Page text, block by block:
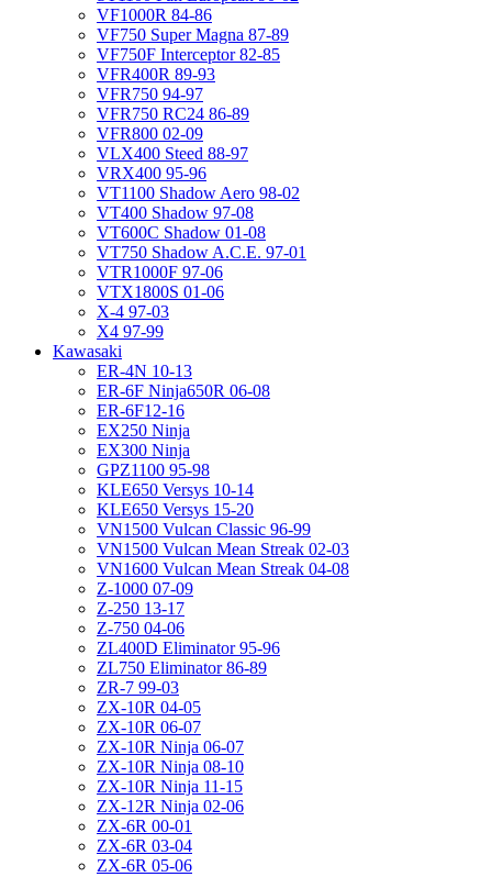
VF1000R 84-86
VF750 Super Magna 87-89
VF750F Interceptor 82-85
VFR400R 89-93
VFR750 94-97
VFR750 RC24 86-89
VFR800 02-09
VLX400 Steed 88-97
VRX400 95-96
VT1100 Shadow Aero 98-02
VT400 Shadow 97-08
VT600C Shadow 01-08
VT750 Shadow A.C.E. 97-01
VTR1000F 97-06
VTX1800S 01-06
X-4 97-03
X4 97-99
Kawasaki
ER-4N 10-13
ER-6F Ninja650R 06-08
ER-6F12-16
EX250 Ninja
EX300 Ninja
GPZ1100 95-98
KLE650 Versys 10-14
KLE650 Versys 15-20
VN1500 Vulcan Classic 96-99
VN1500 Vulcan Mean Streak 02-03
VN1600 Vulcan Mean Streak 04-08
Z-1000 07-09
Z-250 13-17
Z-750 04-06
ZL400D Eliminator 95-96
ZL750 Eliminator 86-89
ZR-7 99-03
ZX-10R 04-05
ZX-10R 06-07
ZX-10R Ninja 06-07
ZX-10R Ninja 08-10
ZX-10R Ninja 11-15
ZX-12R Ninja 02-06
ZX-6R 00-01
ZX-6R 03-04
ZX-6R 05-06